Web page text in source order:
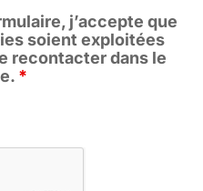
j’accepte que
soient exploitées
recontacter dans le
*